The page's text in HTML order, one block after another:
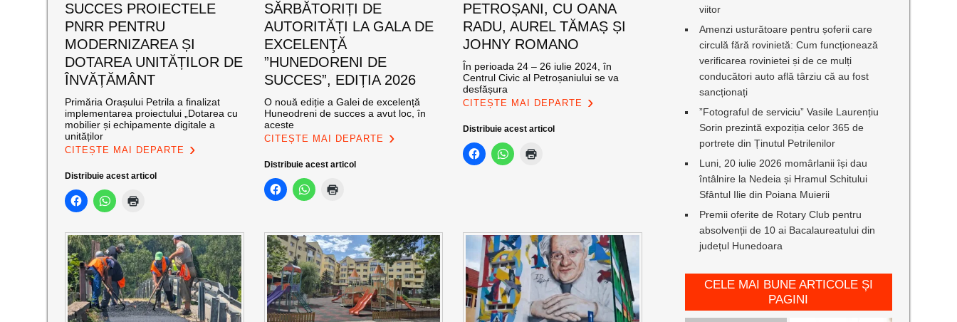
SUCCES PROIECTELE
PNRR PENTRU
MODERNIZAREA ȘI
DOTAREA UNITĂȚILOR DE
ÎNVĂȚĂMÂNT
Primăria Orașului Petrila a finalizat
implementarea proiectului „Dotarea cu
mobilier și echipamente digitale a
unităților
CITEȘTE MAI DEPARTE
Distribuie acest articol
SĂRBĂTORIȚI DE
AUTORITĂȚI LA GALA DE
EXCELENŢĂ
”HUNEDORENI DE
SUCCES”, EDIȚIA 2026
O nouă ediție a Galei de excelență
Huneodreni de succes a avut loc, în
aceste
CITEȘTE MAI DEPARTE
Distribuie acest articol
PETROȘANI, CU OANA
RADU, AUREL TĂMAȘ ȘI
JOHNY ROMANO
În perioada 24 – 26 iulie 2024, în
Centrul Civic al Petroșaniului se va
desfășura
CITEȘTE MAI DEPARTE
Distribuie acest articol
viitor
Amenzi usturătoare pentru șoferii care
circulă fără rovinietă: Cum funcționează
verificarea rovinietei și de ce mulți
conducători auto află târziu că au fost
sancționați
”Fotograful de serviciu” Vasile Laurențiu
Sorin prezintă expoziția celor 365 de
portrete din Ținutul Petrilenilor
Luni, 20 iulie 2026 momârlanii își dau
întâlnire la Nedeia și Hramul Schitului
Sfântul Ilie din Poiana Muierii
Premii oferite de Rotary Club pentru
absolvenții de 10 ai Bacalaureatului din
județul Hunedoara
CELE MAI BUNE ARTICOLE ȘI
PAGINI